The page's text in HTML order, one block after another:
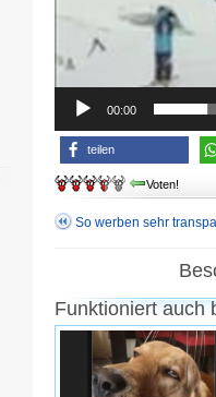
00:00
teilen
Voten!
So werben sehr
Funktioniert auch